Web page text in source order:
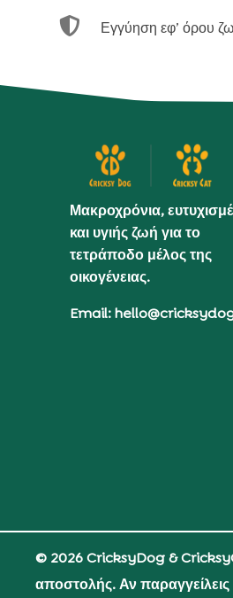
 Εγγύηση εφ’ όρου
Μακροχρόνια,
και υγιής ζωή για το
τετράποδο μέλος της
οικογένειας.
Email:
© 2026 CricksyDog &
αποστολής. Αν παραγγείλεις